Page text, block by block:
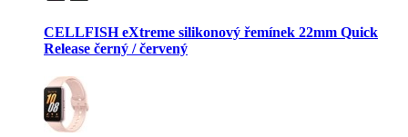
CELLFISH eXtreme silikonový řemínek 22mm Quick
Release černý / červený